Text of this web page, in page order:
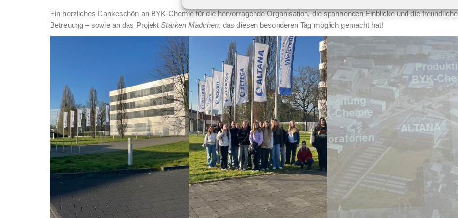
Ein herzliches Dankeschön an BYK-Chemie für die hervorragende Organisation, die spannenden Einblicke und die freundliche
Betreuung – sowie an das ProjektStärken Mädchen, das diesen besonderen Tag möglich gemacht hat!